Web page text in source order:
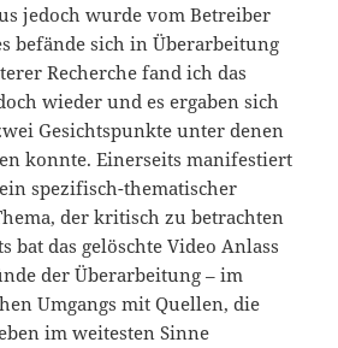
jedoch wurde vom Betreiber
befände sich in Überarbeitung
Recherche fand ich das
wieder und es ergaben sich
Gesichtspunkte unter denen
konnte. Einerseits manifestiert
spezifisch-thematischer
der kritisch zu betrachten
bat das gelöschte Video Anlass
der Überarbeitung – im
Umgangs mit Quellen, die
im weitesten Sinne